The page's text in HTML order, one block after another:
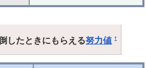
したときにもらえる努力値 †